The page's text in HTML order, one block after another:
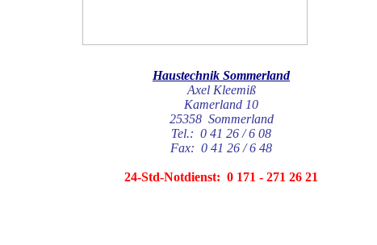
Haustechnik Sommerland
Axel Kleemiß
Kamerland 10
25358 Sommerland
Tel.: 0 41 26 / 6 08
Fax: 0 41 26 / 6 48
24-Std-Notdienst: 0 171 - 271 26 21